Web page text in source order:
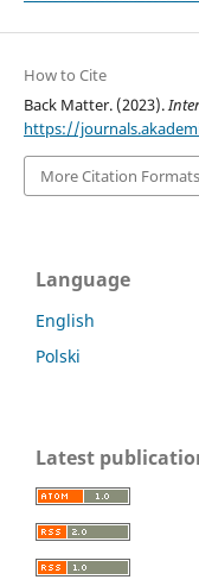
How to Cite
Back Matter. (2023).
https://
More Citation Formats
Language
English
Polski
Latest